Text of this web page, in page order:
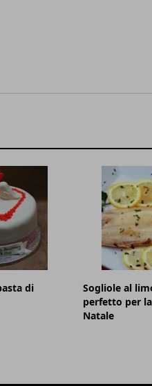
di
Sogliole al
perfetto per
Natale